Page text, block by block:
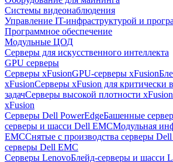
Системы видеонаблюдения
Управление IT-инфраструктурой и
Программное обеспечение
Модульные ЦОД
Серверы для искусственного интеллекта
GPU серверы
Серверы xFusionGPU-серверы xFusion
xFusionСерверы xFusion для критически
задачСерверы высокой плотности xFusion
xFusion
Серверы Dell PowerEdgeБашенные
серверы и шасси Dell EMCМодульная
EMCСнятые с производства серверы
серверы Dell EMC
Серверы LenovoБлейд-серверы и шасси